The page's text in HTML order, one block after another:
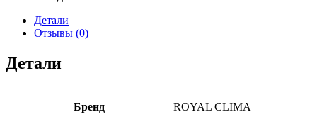
Детали
Отзывы (0)
Детали
Бренд ROYAL CLIMA